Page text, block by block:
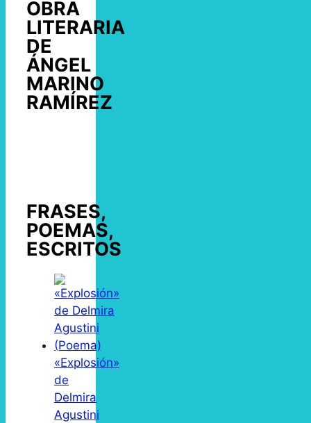
OBRA
LITERARIA
DE
ÁNGEL
MARINO
RAMÍREZ
FRASES,
POEMAS,
ESCRITOS
«Explosión»
de
Delmira
Agustini